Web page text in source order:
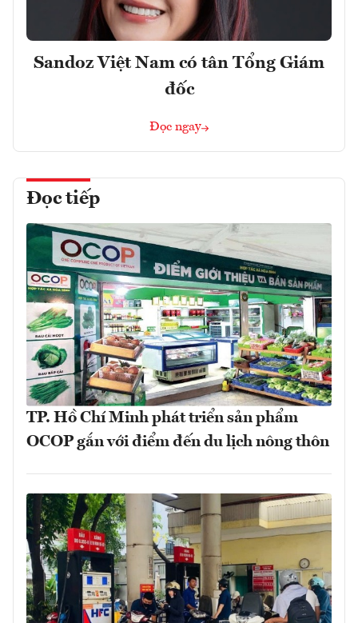
Sandoz Việt Nam có tân Tổng Giám
đốc
Đọc ngay
Đọc tiếp
TP. Hồ Chí Minh phát triển sản phẩm
OCOP gắn với điểm đến du lịch nông thôn